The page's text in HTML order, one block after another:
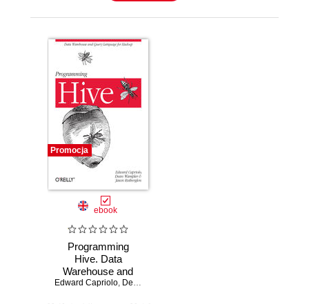
Promocja
ebook
Programming
Hive. Data
Warehouse and
Query Language
Edward Capriolo, Dean Wampler